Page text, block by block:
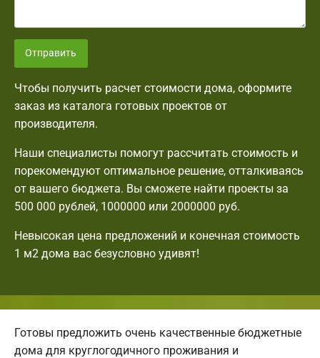
Отправить
Чтобы получить расчет стоимости дома, оформите
заказ из каталога готовых проектов от
производителя.
Наши специалисты помогут рассчитать стоимость и
порекомендуют оптимальное решение, отталкиваясь
от вашего бюджета. Вы сможете найти проекты за
500 000 рублей, 1000000 или 2000000 руб.
Невысокая цена предложений и конечная стоимость
1 м2 дома вас безусловно удивят!
Готовы предложить очень качественные бюджетные
дома для круглогодичного проживания и